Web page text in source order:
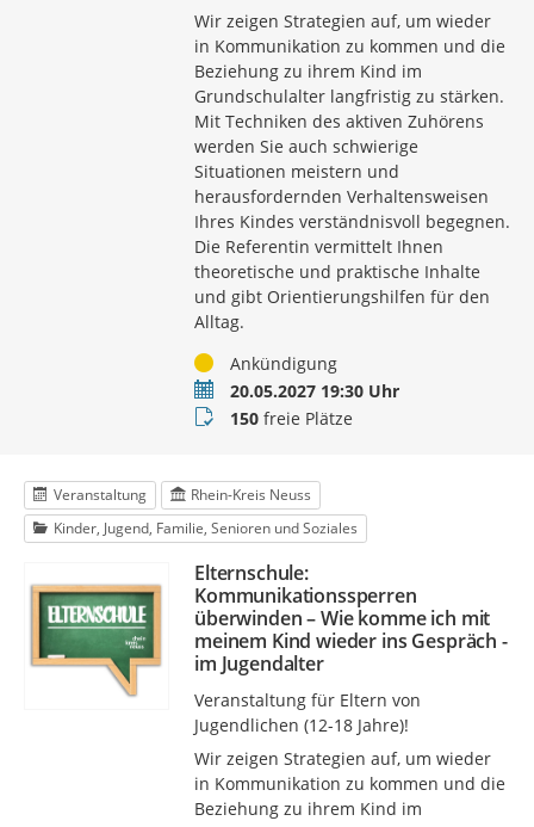
Wir zeigen Strategien auf, um wieder
in Kommunikation zu kommen und die
Beziehung zu ihrem Kind im
Grundschulalter langfristig zu stärken.
Mit Techniken des aktiven Zuhörens
werden Sie auch schwierige
Situationen meistern und
herausfordernden Verhaltensweisen
Ihres Kindes verständnisvoll begegnen.
Die Referentin vermittelt Ihnen
theoretische und praktische Inhalte
und gibt Orientierungshilfen für den
Alltag.
StatusAnkündigung
Termin20.05.2027 19:30 Uhr
Buchungsstatus
150freie Plätze
Veranstaltung
Rhein-Kreis Neuss
Kinder, Jugend, Familie, Senioren und Soziales
Elternschule:
Kommunikationssperren
überwinden – Wie komme ich mit
meinem Kind wieder ins Gespräch -
im Jugendalter
Veranstaltung für Eltern von
Jugendlichen (12-18 Jahre)!
Wir zeigen Strategien auf, um wieder
in Kommunikation zu kommen und die
Beziehung zu ihrem Kind im